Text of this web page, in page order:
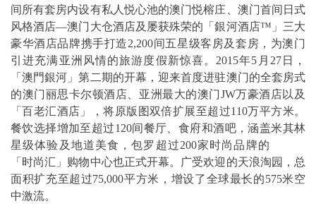
间所有套房内设有私人悦心池的澳门悦榕庄、澳门首间日式
风格酒店—澳门大仓酒店及屡获殊荣的「銀河酒店™」三大
豪华酒店品牌携手打造2,200间五星级客房及套房，为澳门
引进充满亚洲风情的旅游度假新惊喜。2015年5月27日，
「澳門銀河」第二期的开幕，迎来首度进驻澳门的全套房式
的澳门丽思卡尔顿酒店、亚洲最大的澳门JW万豪酒店以及
「百老汇酒店」，将原版图双倍扩展至超过110万平方米。
餐饮选择增加至超过120间餐厅、食府和酒吧，涵盖米其林
星级体验及地道美食，包罗超过200家时尚品牌的
「时尚汇」购物中心也正式开幕。广受欢迎的天浪淘园，总
面积扩充至超过75,000平方米，增设了全球最长的575米空
中激流。